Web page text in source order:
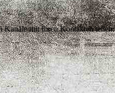
Kanäle mit Ihren Kontakten teilen: